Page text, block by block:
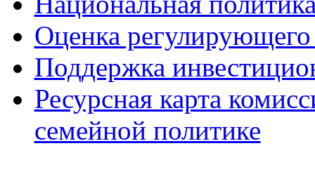
Оценка регулирующего
Поддержка
Ресурсная карта
семейной политике